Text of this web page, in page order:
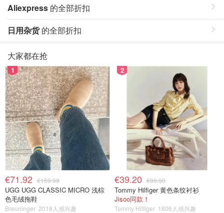
Aliexpress 的全部折扣
日用杂货的全部折扣
大家都在抢
1
€71.92 €159.99
UGG UGG CLASSIC MICRO 浅棕
色毛绒拖鞋
Breuninger 2018人感兴趣
2
€39.20 €99.90
Tommy Hilfiger 黄色条纹衬衫
Jisoo同款！
Tommy Hilfiger 1806人感兴趣